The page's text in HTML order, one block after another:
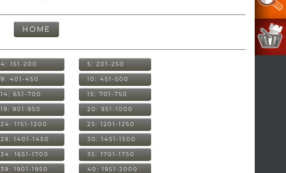
HOME
4: 151-200 5: 201-250
9: 401-450 10: 451-500
14: 651-700 15: 701-750
19: 901-950 20: 951-1000
24: 1151-1200 25: 1201-1250
29: 1401-1450 30: 1451-1500
34: 1651-1700 35: 1701-1750
39: 1901-1950 40: 1951-2000